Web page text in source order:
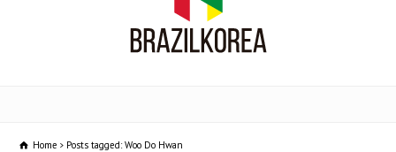
Home Posts tagged: Woo Do Hwan